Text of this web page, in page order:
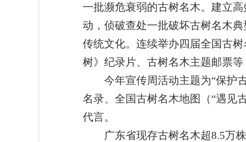
一批濒危衰弱的古树名木。建立
动，侦破查处一批破坏古树名木
传统文化。连续举办四届全国古
树》纪录片、古树名木主题邮票
今年宣传周活动主题为“保护古
名录、全国古树名木地图（“遇见
代言。
广东省现存古树名木超8.5万株